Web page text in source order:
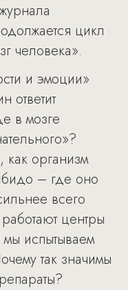
цикл
человека».
и эмоции»
ответит
в мозге
как организм
– где оно
всего
центры
испытываем
так значимы